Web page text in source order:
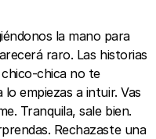
la mano para
raro. Las historias
chica no te
empiezas a intuir. Vas
Tranquila, sale bien.
Rechazaste una